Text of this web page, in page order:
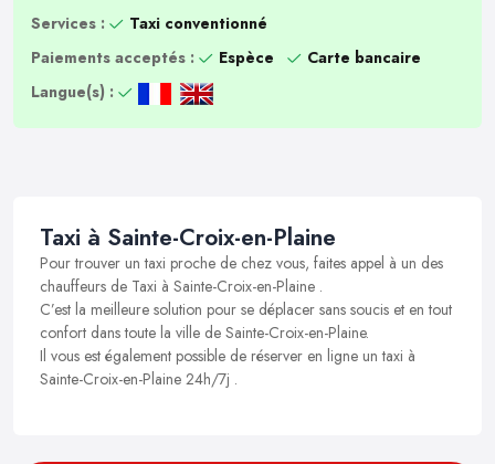
Services :
Taxi conventionné
Paiements acceptés :
Espèce
Carte bancaire
Langue(s) :
Taxi à Sainte-Croix-en-Plaine
Pour trouver un taxi proche de chez vous, faites appel à un des
chauffeurs de Taxi à Sainte-Croix-en-Plaine .
C’est la meilleure solution pour se déplacer sans soucis et en tout
confort dans toute la ville de Sainte-Croix-en-Plaine.
Il vous est également possible de réserver en ligne un taxi à
Sainte-Croix-en-Plaine 24h/7j .